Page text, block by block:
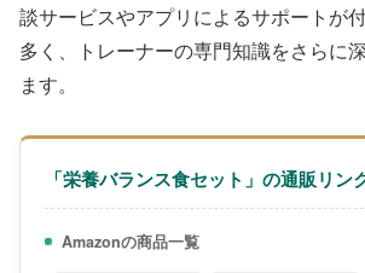
談サービスやアプリによるサポートが
多く、トレーナーの専門知識をさらに
ます。
「栄養バランス食セット」の通販リン
Amazonの商品一覧